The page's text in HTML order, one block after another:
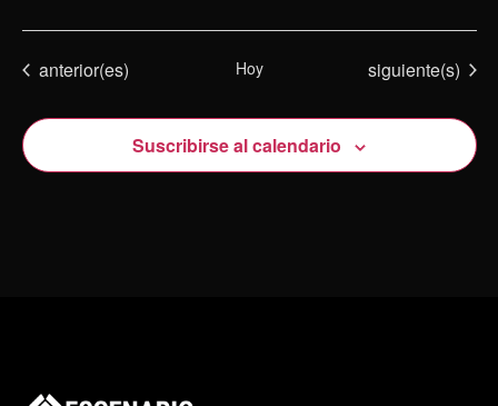
Eventos
anterior(es) Hoy Eventos
siguiente(s)
Suscribirse al calendario